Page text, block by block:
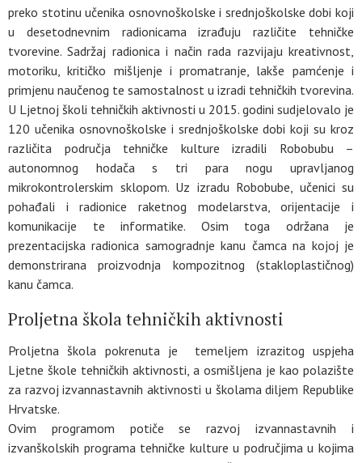
preko stotinu učenika osnovnoškolske i srednjoškolske dobi koji
u desetodnevnim radionicama izrađuju različite tehničke
tvorevine. Sadržaj radionica i način rada razvijaju kreativnost,
motoriku, kritičko mišljenje i promatranje, lakše pamćenje i
primjenu naučenog te samostalnost u izradi tehničkih tvorevina.
U Ljetnoj školi tehničkih aktivnosti u 2015. godini sudjelovalo je
120 učenika osnovnoškolske i srednjoškolske dobi koji su kroz
različita područja tehničke kulture izradili Robobubu –
autonomnog hodača s tri para nogu upravljanog
mikrokontrolerskim sklopom. Uz izradu Robobube, učenici su
pohađali i radionice raketnog modelarstva, orijentacije i
komunikacije te informatike. Osim toga održana je
prezentacijska radionica samogradnje kanu čamca na kojoj je
demonstrirana proizvodnja kompozitnog (stakloplastičnog)
kanu čamca.
Proljetna škola tehničkih aktivnosti
Proljetna škola pokrenuta je temeljem izrazitog uspjeha
Ljetne škole tehničkih aktivnosti, a osmišljena je kao polazište
za razvoj izvannastavnih aktivnosti u školama diljem Republike
Hrvatske.
Ovim programom potiče se razvoj izvannastavnih i
izvanškolskih programa tehničke kulture u područjima u kojima